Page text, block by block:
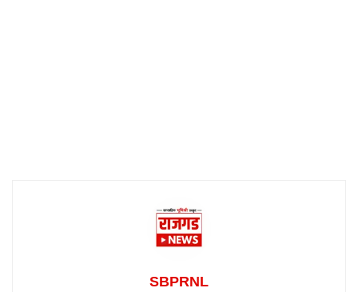
SBPRNL